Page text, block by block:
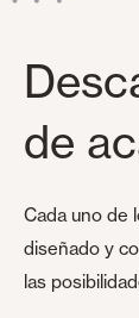
de
Cada uno de
diseñado y
las